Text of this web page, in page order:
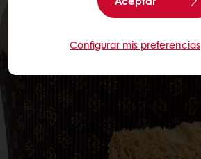
Configurar mis preferencias